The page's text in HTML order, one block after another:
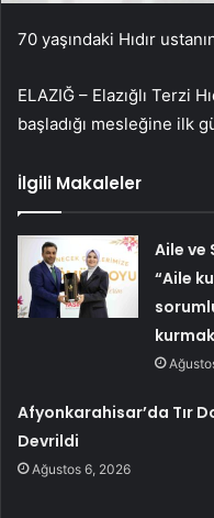
70 yaşındaki Hıdır
ELAZIĞ – Elazığlı Terzi
başladığı mesleğine ilk
İlgili Makaleler
Aile ve
“Aile
Afyonkarahisar’da Tır
Devrildi
Ağustos 6, 2026